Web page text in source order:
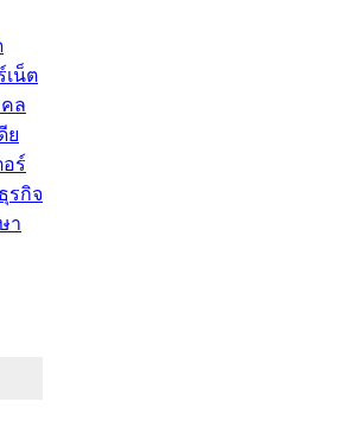
เน็ต
ล
ย
อร์
รกิจ
า